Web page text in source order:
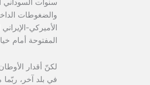
الأميركي-
المفتوحة أمام
لكنّ أقدار
في بلد آخر، ربّما